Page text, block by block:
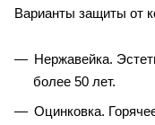
Варианты защиты от
Нержавейка.
более 50 лет.
Оцинковка.